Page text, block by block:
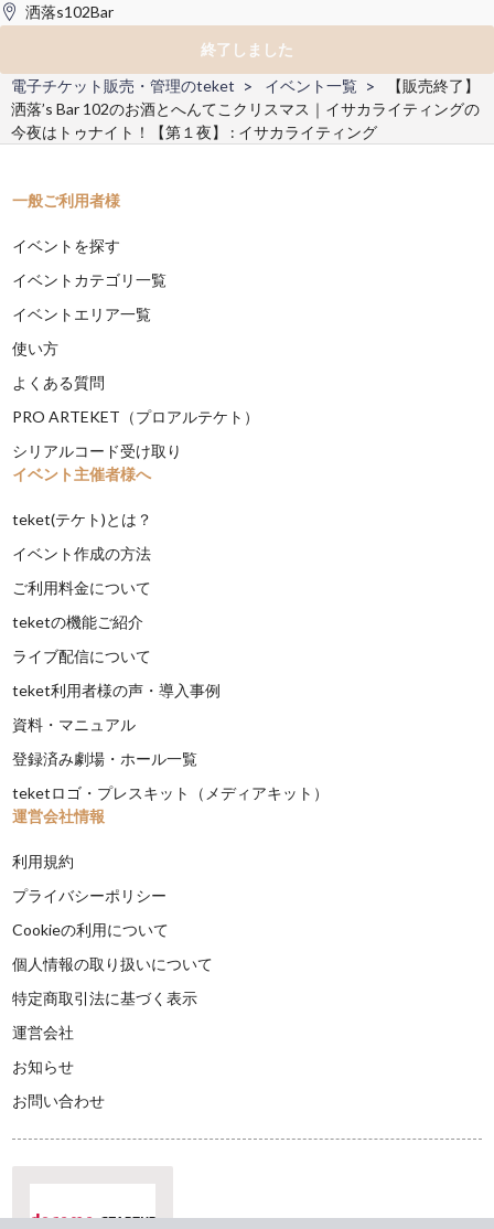
洒落s102Bar
終了しました
電子チケット販売・管理のteket
イベント一覧
【販売終了】
洒落’s Bar 102のお酒とへんてこクリスマス｜イサカライティングの
今夜はトゥナイト！【第１夜】 : イサカライティング
一般ご利用者様
イベントを探す
イベントカテゴリ一覧
イベントエリア一覧
使い方
よくある質問
PRO ARTEKET（プロアルテケト）
シリアルコード受け取り
イベント主催者様へ
teket(テケト)とは？
イベント作成の方法
ご利用料金について
teketの機能ご紹介
ライブ配信について
teket利用者様の声・導入事例
資料・マニュアル
登録済み劇場・ホール一覧
teketロゴ・プレスキット（メディアキット）
運営会社情報
利用規約
プライバシーポリシー
Cookieの利用について
個人情報の取り扱いについて
特定商取引法に基づく表示
運営会社
お知らせ
お問い合わせ